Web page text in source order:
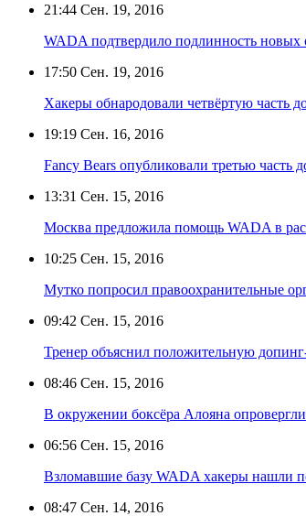
21:44 Сен. 19, 2016
WADA подтвердило подлинность
17:50 Сен. 19, 2016
Хакеры обнародовали четвёртую часть
19:19 Сен. 16, 2016
Fancy Bears опубликовали третью часть
13:31 Сен. 15, 2016
Москва предложила помощь WADA в
10:25 Сен. 15, 2016
Мутко попросил правоохранительные
09:42 Сен. 15, 2016
Тренер объяснил положительную
08:46 Сен. 15, 2016
В окружении боксёра Алояна
06:56 Сен. 15, 2016
Взломавшие базу WADA хакеры нашли
08:47 Сен. 14, 2016